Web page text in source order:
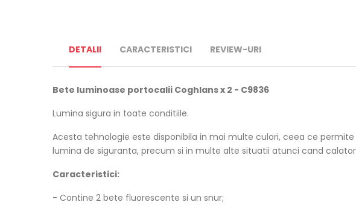
DETALII CARACTERISTICI REVIEW-URI
Bete luminoase portocalii Coghlans x 2 - C9836
Lumina sigura in toate conditiile.
Acesta tehnologie este disponibila in mai multe culori, ceea ce
lumina de siguranta, precum si in multe alte situatii atunci cand
Caracteristici:
- Contine 2 bete fluorescente si un snur;